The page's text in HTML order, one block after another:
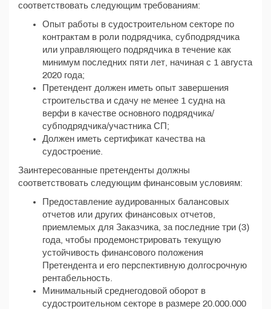
соответствовать следующим требованиям:
Опыт работы в судостроительном секторе по
контрактам в роли подрядчика, субподрядчика
или управляющего подрядчика в течение как
минимум последних пяти лет, начиная с 1 августа
2020 года;
Претендент должен иметь опыт завершения
строительства и сдачу не менее 1 судна на
верфи в качестве основного подрядчика/
субподрядчика/участника СП;
Должен иметь сертификат качества на
судостроение.
Заинтересованные претенденты должны
соответствовать следующим финансовым условиям:
Предоставление аудированных балансовых
отчетов или других финансовых отчетов,
приемлемых для Заказчика, за последние три (3)
года, чтобы продемонстрировать текущую
устойчивость финансового положения
Претендента и его перспективную долгосрочную
рентабельность.
Минимальный среднегодовой оборот в
судостроительном секторе в размере 20.000.000